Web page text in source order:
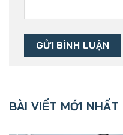
BÀI VIẾT MỚI NHẤT